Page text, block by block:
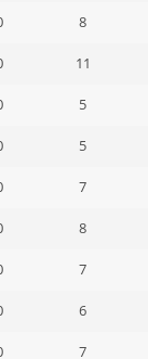
8
11
5
5
7
8
7
6
7